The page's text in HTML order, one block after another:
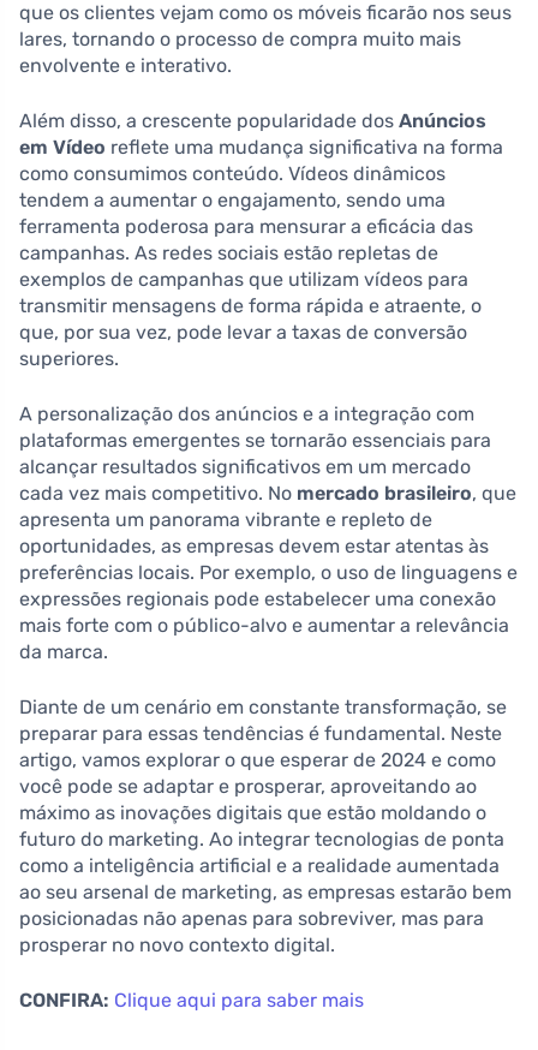
que os clientes vejam como os móveis ficarão nos seus
lares, tornando o processo de compra muito mais
envolvente e interativo.
Além disso, a crescente popularidade dos Anúncios
em Vídeo reflete uma mudança significativa na forma
como consumimos conteúdo. Vídeos dinâmicos
tendem a aumentar o engajamento, sendo uma
ferramenta poderosa para mensurar a eficácia das
campanhas. As redes sociais estão repletas de
exemplos de campanhas que utilizam vídeos para
transmitir mensagens de forma rápida e atraente, o
que, por sua vez, pode levar a taxas de conversão
superiores.
A personalização dos anúncios e a integração com
plataformas emergentes se tornarão essenciais para
alcançar resultados significativos em um mercado
cada vez mais competitivo. No mercado brasileiro, que
apresenta um panorama vibrante e repleto de
oportunidades, as empresas devem estar atentas às
preferências locais. Por exemplo, o uso de linguagens e
expressões regionais pode estabelecer uma conexão
mais forte com o público-alvo e aumentar a relevância
da marca.
Diante de um cenário em constante transformação, se
preparar para essas tendências é fundamental. Neste
artigo, vamos explorar o que esperar de 2024 e como
você pode se adaptar e prosperar, aproveitando ao
máximo as inovações digitais que estão moldando o
futuro do marketing. Ao integrar tecnologias de ponta
como a inteligência artificial e a realidade aumentada
ao seu arsenal de marketing, as empresas estarão bem
posicionadas não apenas para sobreviver, mas para
prosperar no novo contexto digital.
CONFIRA: Clique aqui para saber mais